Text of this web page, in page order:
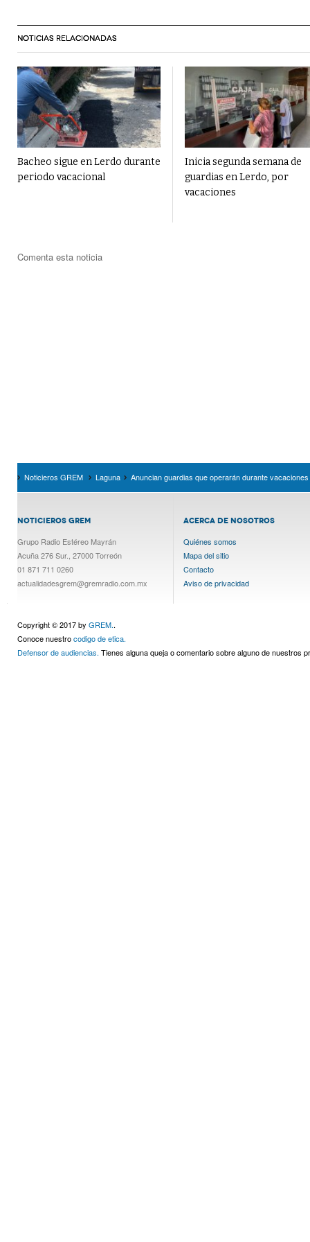
NOTICIAS RELACIONADAS
Bacheo sigue en Lerdo durante
periodo vacacional
Inicia segunda semana de
guardias en Lerdo, por
vacaciones
Comenta esta noticia
Noticieros GREM Laguna Anuncian guardias que operarán durante
NOTICIEROS GREM
Grupo Radio Estéreo Mayrán
Acuña 276 Sur., 27000 Torreón
01 871 711 0260
actualidadesgrem@gremradio.com.mx
ACERCA DE NOSOTROS
Quiénes somos
Mapa del sitio
Contacto
Aviso de privacidad
Copyright © 2017 by GREM..
Conoce nuestrocodigo de etica.
Defensor de audiencias. Tienes alguna queja o comentario sobre alguno de nuestros